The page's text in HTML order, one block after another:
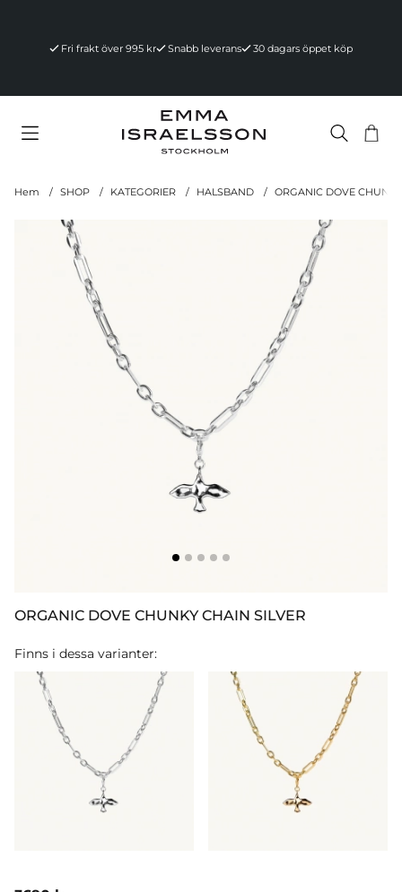
Fri frakt över 995 kr Snabb leverans 30 dagars öppet köp
.
Hem SHOP KATEGORIER HALSBAND ORGANIC DOVE
Produktbilder
ORGANIC DOVE CHUNKY CHAIN SILVER
Finns i dessa varianter: